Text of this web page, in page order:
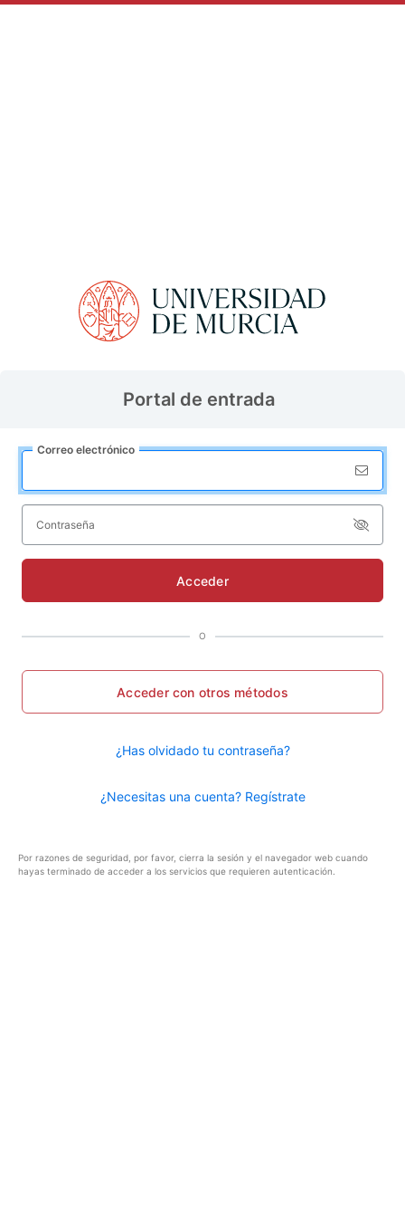
Portal de entrada
Correo electrónico
Contraseña
Acceder
O
Acceder con otros métodos
¿Has olvidado tu contraseña?
¿Necesitas una cuenta? Regístrate
Por razones de seguridad, por favor, cierra la sesión y el navegador web cuando
hayas terminado de acceder a los servicios que requieren autenticación.